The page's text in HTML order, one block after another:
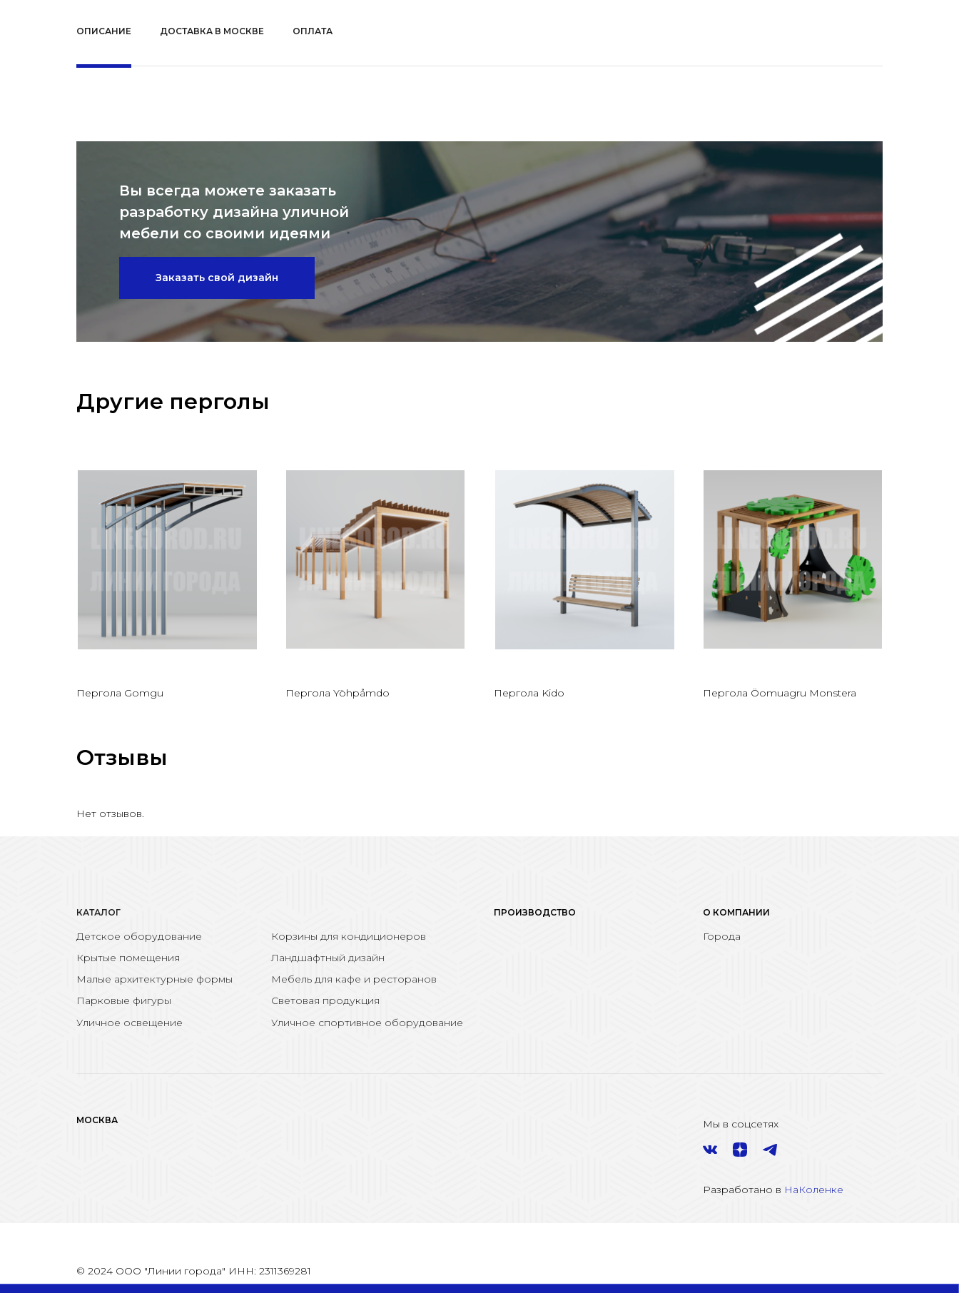
ОПИСАНИЕ ДОСТАВКА В МОСКВЕ ОПЛАТА
Вы всегда можете заказать
разработку дизайна уличной
мебели со своими идеями
Заказать свой дизайн
Другие перголы
Пергола Gomgu Пергола Yöhpåmdo Пергола Kido Пергола Öomuagru Monstera
Отзывы
Нет отзывов.
КАТАЛОГ
Детское оборудование
Корзины для кондиционеров
Крытые помещения
Ландшафтный дизайн
Малые архитектурные формы
Мебель для кафе и ресторанов
Парковые фигуры
Световая продукция
Уличное освещение
Уличное спортивное оборудование
ПРОИЗВОДСТВО О КОМПАНИИ
Города
МОСКВА Мы в соцсетях
Разработано в НаКоленке
© 2024 ООО "Линии города" ИНН: 2311369281